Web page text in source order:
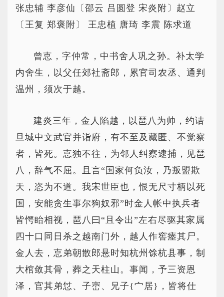
张忠辅 李彦仙〔邵云 吕圆登 宋炎附〕赵立
〔王复 郑褒附〕 王忠植 唐琦 李震 陈求道
曾怘，字仲常，中书舍人巩之孙。补太学
内舍生，以父任郊社斋郎，累官司农丞、通判
温州，须次于越。
建炎三年，金人陷越，以琶八为帅，约诘
旦城中文武官并诣府，有不至及藏匿、不觉察
者，皆死。怘独不往，为邻人纠察逮捕，见琶
八，辞气不屈。且言“国家何负汝，乃叛盟欺
天，恣为不道。我宋世臣也，恨无尺寸柄以死
国，安能贪生事尔狗奴邪”时金人帐中执兵者
皆愕眙相视，琶八曰“且令出”左右尽驱其家属
四十口同日杀之越南门外，越人作窖瘗其尸。
金人去，怘弟朝散郎悬时知杭州馀杭县事，制
大棺敛其骨，葬之天柱山。事闻，予三资恩
泽，官其弟怤、子崈、兄子{宀居}，皆将仕